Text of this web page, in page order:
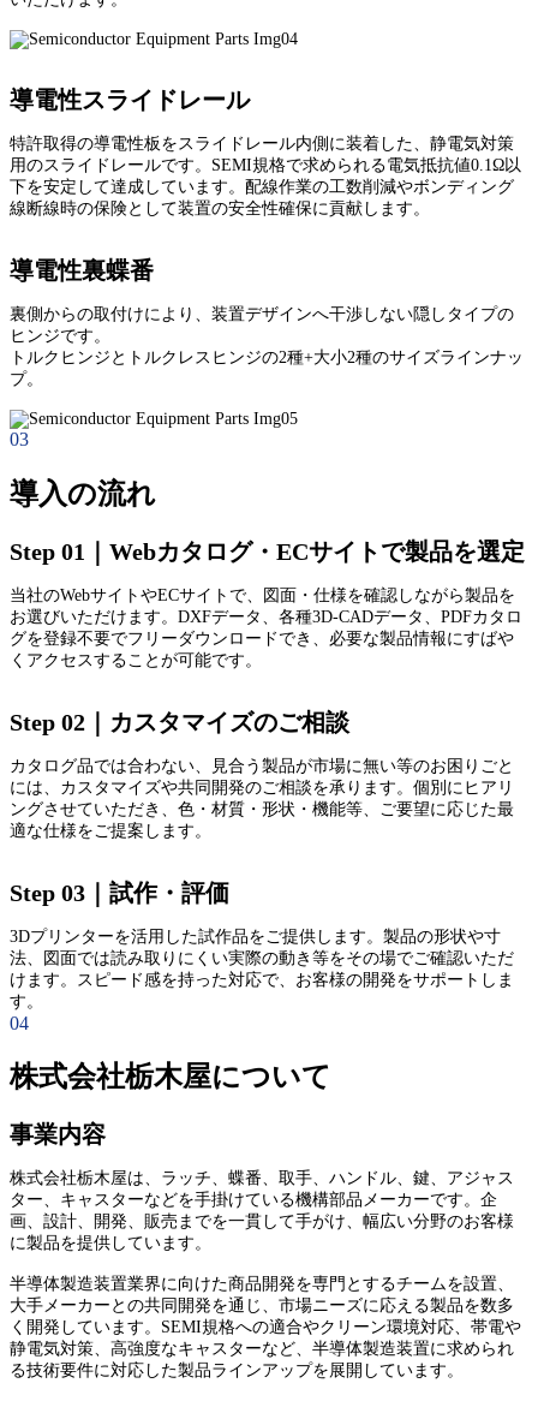
導電性スライドレール
特許取得の導電性板をスライドレール内側に装着した、静電気対策
用のスライドレールです。SEMI規格で求められる電気抵抗値0.1Ω以
下を安定して達成しています。配線作業の工数削減やボンディング
線断線時の保険として装置の安全性確保に貢献します。
導電性裏蝶番
裏側からの取付けにより、装置デザインへ干渉しない隠しタイプの
ヒンジです。
トルクヒンジとトルクレスヒンジの2種+大小2種のサイズラインナッ
プ。
03
導入の流れ
Step 01｜Webカタログ・ECサイトで製品を選定
当社のWebサイトやECサイトで、図面・仕様を確認しながら製品を
お選びいただけます。DXFデータ、各種3D-CADデータ、PDFカタロ
グを登録不要でフリーダウンロードでき、必要な製品情報にすばや
くアクセスすることが可能です。
Step 02｜カスタマイズのご相談
カタログ品では合わない、見合う製品が市場に無い等のお困りごと
には、カスタマイズや共同開発のご相談を承ります。個別にヒアリ
ングさせていただき、色・材質・形状・機能等、ご要望に応じた最
適な仕様をご提案します。
Step 03｜試作・評価
3Dプリンターを活用した試作品をご提供します。製品の形状や寸
法、図面では読み取りにくい実際の動き等をその場でご確認いただ
けます。スピード感を持った対応で、お客様の開発をサポートしま
す。
04
株式会社栃木屋について
事業内容
株式会社栃木屋は、ラッチ、蝶番、取手、ハンドル、鍵、アジャス
ター、キャスターなどを手掛けている機構部品メーカーです。企
画、設計、開発、販売までを一貫して手がけ、幅広い分野のお客様
に製品を提供しています。
半導体製造装置業界に向けた商品開発を専門とするチームを設置、
大手メーカーとの共同開発を通じ、市場ニーズに応える製品を数多
く開発しています。SEMI規格への適合やクリーン環境対応、帯電や
静電気対策、高強度なキャスターなど、半導体製造装置に求められ
る技術要件に対応した製品ラインアップを展開しています。